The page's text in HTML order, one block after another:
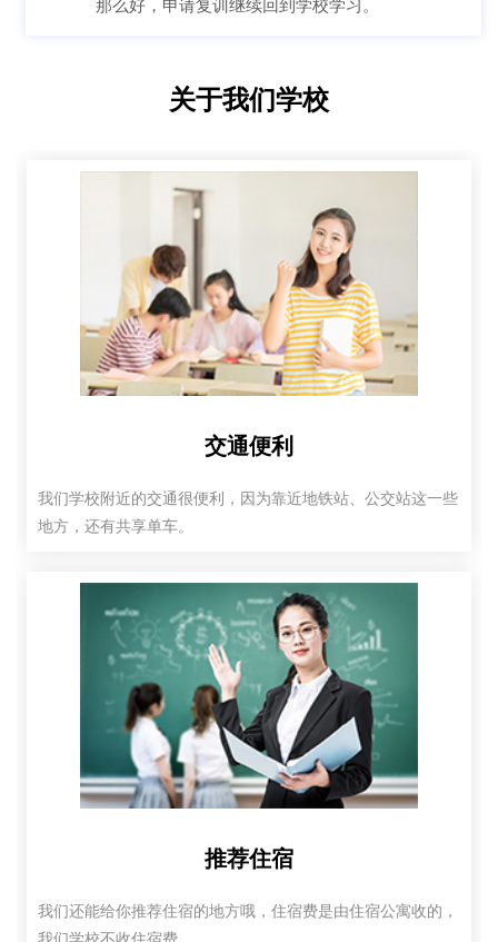
那么好，申请复训继续回到学校学习。
关于我们学校
交通便利
我们学校附近的交通很便利，因为靠近地铁站、公交站这一些
地方，还有共享单车。
推荐住宿
我们还能给你推荐住宿的地方哦，住宿费是由住宿公寓收的，